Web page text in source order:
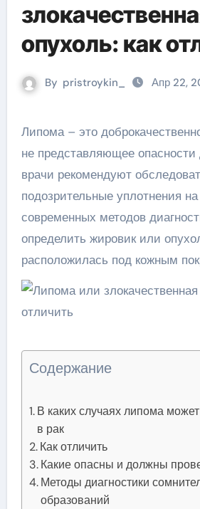
опухоль: как
By pristroykin_ Апр 22,
Липома – это доброкачественное образование,
не представляющее опасности
врачи рекомендуют
подозрительные уплотнения
современных методов
определить жировик или
расположилась под кожным
Содержание
В каких случаях липома
в рак
Как отличить
Какие опасны и должны
Методы диагностики
образований